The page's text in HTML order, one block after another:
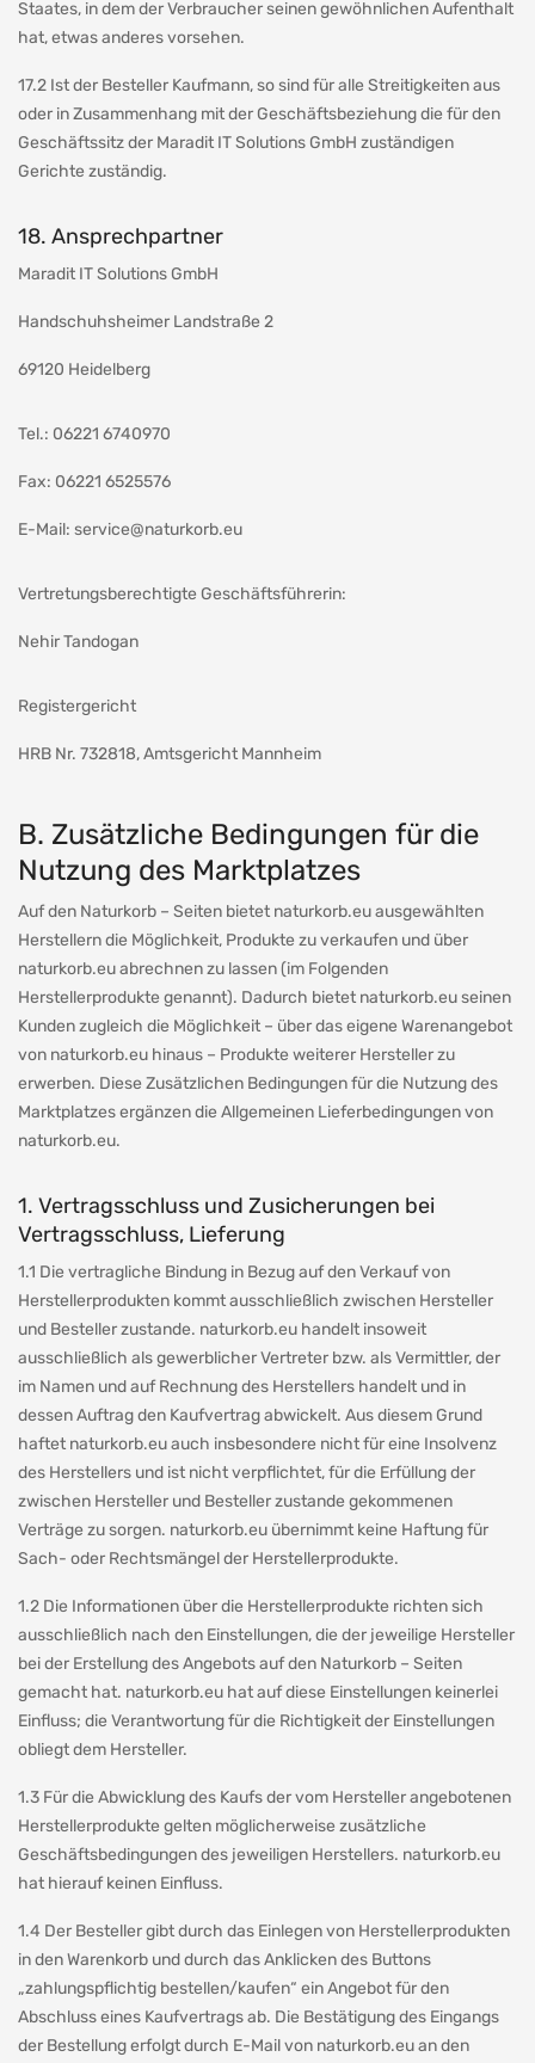
Staates, in dem der Verbraucher seinen gewöhnlichen Aufenthalt
hat, etwas anderes vorsehen.
17.2 Ist der Besteller Kaufmann, so sind für alle Streitigkeiten aus
oder in Zusammenhang mit der Geschäftsbeziehung die für den
Geschäftssitz der Maradit IT Solutions GmbH zuständigen
Gerichte zuständig.
18. Ansprechpartner
Maradit IT Solutions GmbH
Handschuhsheimer Landstraße 2
69120 Heidelberg
Tel.: 06221 6740970
Fax: 06221 6525576
E-Mail: service@naturkorb.eu
Vertretungsberechtigte Geschäftsführerin:
Nehir Tandogan
Registergericht
HRB Nr. 732818, Amtsgericht Mannheim
B. Zusätzliche Bedingungen für die
Nutzung des Marktplatzes
Auf den Naturkorb – Seiten bietet naturkorb.eu ausgewählten
Herstellern die Möglichkeit, Produkte zu verkaufen und über
naturkorb.eu abrechnen zu lassen (im Folgenden
Herstellerprodukte genannt). Dadurch bietet naturkorb.eu seinen
Kunden zugleich die Möglichkeit – über das eigene Warenangebot
von naturkorb.eu hinaus – Produkte weiterer Hersteller zu
erwerben. Diese Zusätzlichen Bedingungen für die Nutzung des
Marktplatzes ergänzen die Allgemeinen Lieferbedingungen von
naturkorb.eu.
1. Vertragsschluss und Zusicherungen bei
Vertragsschluss, Lieferung
1.1 Die vertragliche Bindung in Bezug auf den Verkauf von
Herstellerprodukten kommt ausschließlich zwischen Hersteller
und Besteller zustande. naturkorb.eu handelt insoweit
ausschließlich als gewerblicher Vertreter bzw. als Vermittler, der
im Namen und auf Rechnung des Herstellers handelt und in
dessen Auftrag den Kaufvertrag abwickelt. Aus diesem Grund
haftet naturkorb.eu auch insbesondere nicht für eine Insolvenz
des Herstellers und ist nicht verpflichtet, für die Erfüllung der
zwischen Hersteller und Besteller zustande gekommenen
Verträge zu sorgen. naturkorb.eu übernimmt keine Haftung für
Sach- oder Rechtsmängel der Herstellerprodukte.
1.2 Die Informationen über die Herstellerprodukte richten sich
ausschließlich nach den Einstellungen, die der jeweilige Hersteller
bei der Erstellung des Angebots auf den Naturkorb – Seiten
gemacht hat. naturkorb.eu hat auf diese Einstellungen keinerlei
Einfluss; die Verantwortung für die Richtigkeit der Einstellungen
obliegt dem Hersteller.
1.3 Für die Abwicklung des Kaufs der vom Hersteller angebotenen
Herstellerprodukte gelten möglicherweise zusätzliche
Geschäftsbedingungen des jeweiligen Herstellers. naturkorb.eu
hat hierauf keinen Einfluss.
1.4 Der Besteller gibt durch das Einlegen von Herstellerprodukten
in den Warenkorb und durch das Anklicken des Buttons
„zahlungspflichtig bestellen/kaufen“ ein Angebot für den
Abschluss eines Kaufvertrags ab. Die Bestätigung des Eingangs
der Bestellung erfolgt durch E-Mail von naturkorb.eu an den